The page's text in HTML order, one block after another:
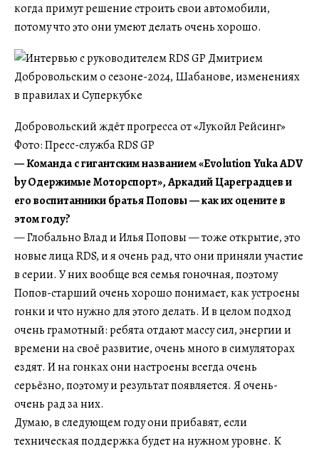
когда примут решение строить свои автомобили,
потому что это они умеют делать очень хорошо.
Добровольский ждёт прогресса от «Лукойл Рейсинг»
Фото: Пресс-служба RDS GP
— Команда с гигантским названием «Evolution Yuka ADV
by Одержимые Моторспорт», Аркадий Цареградцев и
его воспитанники братья Поповы — как их оцените в
этом году?
— Глобально Влад и Илья Поповы — тоже открытие, это
новые лица RDS, и я очень рад, что они приняли участие
в серии. У них вообще вся семья гоночная, поэтому
Попов-старший очень хорошо понимает, как устроены
гонки и что нужно для этого делать. И в целом подход
очень грамотный: ребята отдают массу сил, энергии и
времени на своё развитие, очень много в симуляторах
ездят. И на гонках они настроены всегда очень
серьёзно, поэтому и результат появляется. Я очень-
очень рад за них.
Думаю, в следующем году они прибавят, если
техническая поддержка будет на нужном уровне. К